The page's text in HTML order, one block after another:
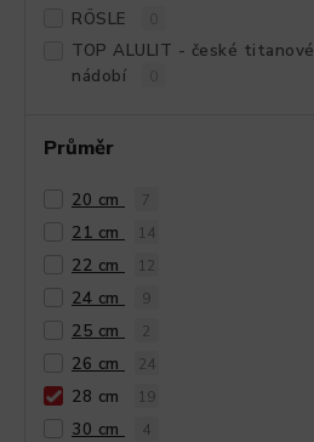
RÖSLE
TOP ALULIT - české titanové
nádobí
Průměr
20 cm 7
21 cm 14
22 cm 12
24 cm 9
25 cm 2
26 cm 24
28 cm 19
30 cm 4